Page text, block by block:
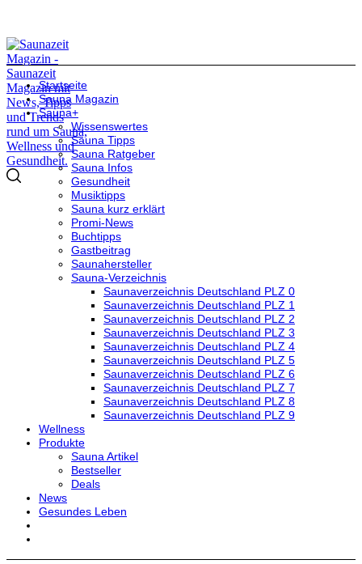
Startseite
Sauna Magazin
Sauna+
Wissenswertes
Sauna Tipps
Sauna Ratgeber
Sauna Infos
Gesundheit
Musiktipps
Sauna kurz erklärt
Promi-News
Buchtipps
Gastbeitrag
Saunahersteller
Sauna-Verzeichnis
Saunaverzeichnis Deutschland PLZ 0
Saunaverzeichnis Deutschland PLZ 1
Saunaverzeichnis Deutschland PLZ 2
Saunaverzeichnis Deutschland PLZ 3
Saunaverzeichnis Deutschland PLZ 4
Saunaverzeichnis Deutschland PLZ 5
Saunaverzeichnis Deutschland PLZ 6
Saunaverzeichnis Deutschland PLZ 7
Saunaverzeichnis Deutschland PLZ 8
Saunaverzeichnis Deutschland PLZ 9
Wellness
Produkte
Sauna Artikel
Bestseller
Deals
News
Gesundes Leben